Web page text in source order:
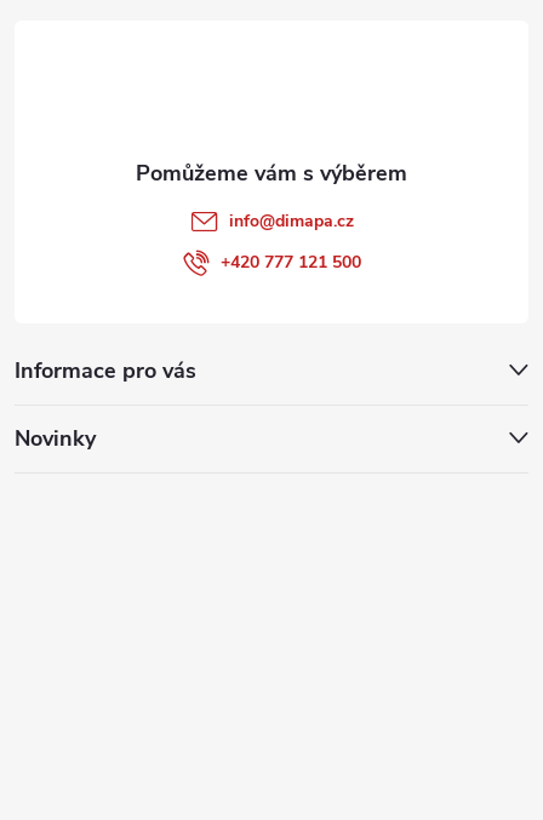
Informace pro vás
Novinky
info@dimapa.cz
+420 777 121 500